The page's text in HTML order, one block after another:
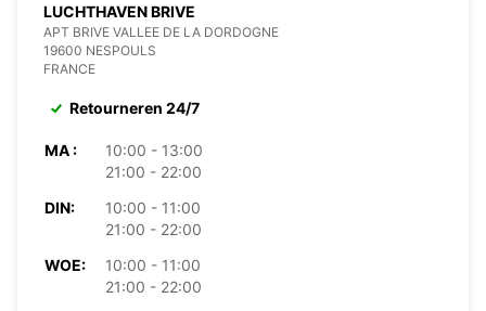
LUCHTHAVEN BRIVE
APT BRIVE VALLEE DE LA DORDOGNE
19600 NESPOULS
FRANCE
Retourneren 24/7
MA :
10:00 - 13:00
21:00 - 22:00
DIN:
10:00 - 11:00
21:00 - 22:00
WOE:
10:00 - 11:00
21:00 - 22:00